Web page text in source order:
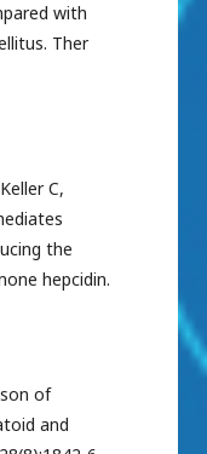
with
Ther
C,
the
hepcidin.
of
and